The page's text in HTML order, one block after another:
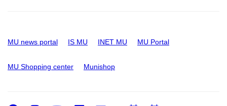
MU news portal IS MU INET MU MU Portal
MU Shopping center Munishop